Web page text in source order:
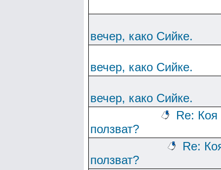
вечер, како Сийке.
вечер, како Сийке.
вечер, како Сийке.
Re: Коя
ползват?
Re:
ползват?